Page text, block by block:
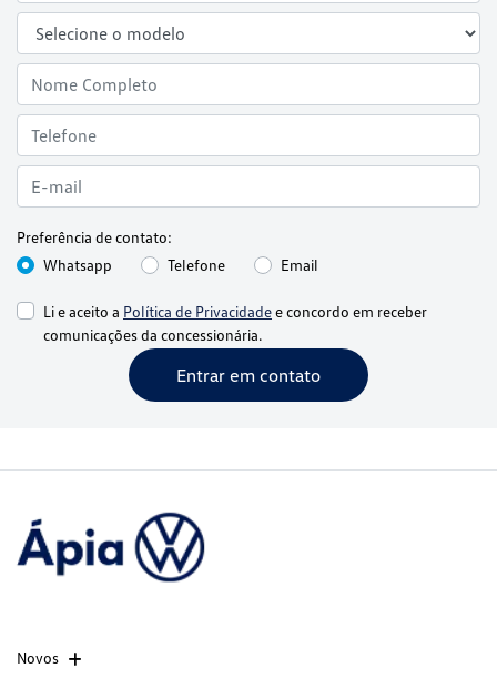
Preferência de contato:
Whatsapp
Telefone Email
Li e aceito a Política de Privacidadee concordo em receber
comunicações da concessionária.
Entrar em contato
Novos